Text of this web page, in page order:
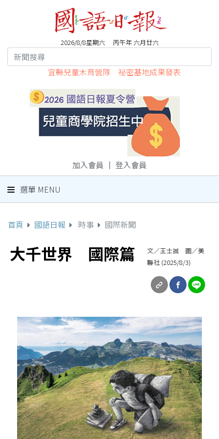
2026/8/8星期六 丙午年 六月廿六
宜縣兒童木育營隊 祕密基地成果發表
加入會員 ｜ 登入會員
選單 MENU
首頁 國語日報 時事 國際新聞
大千世界 國際篇
文／王士誠 圖／美
聯社 (2025/8/3)